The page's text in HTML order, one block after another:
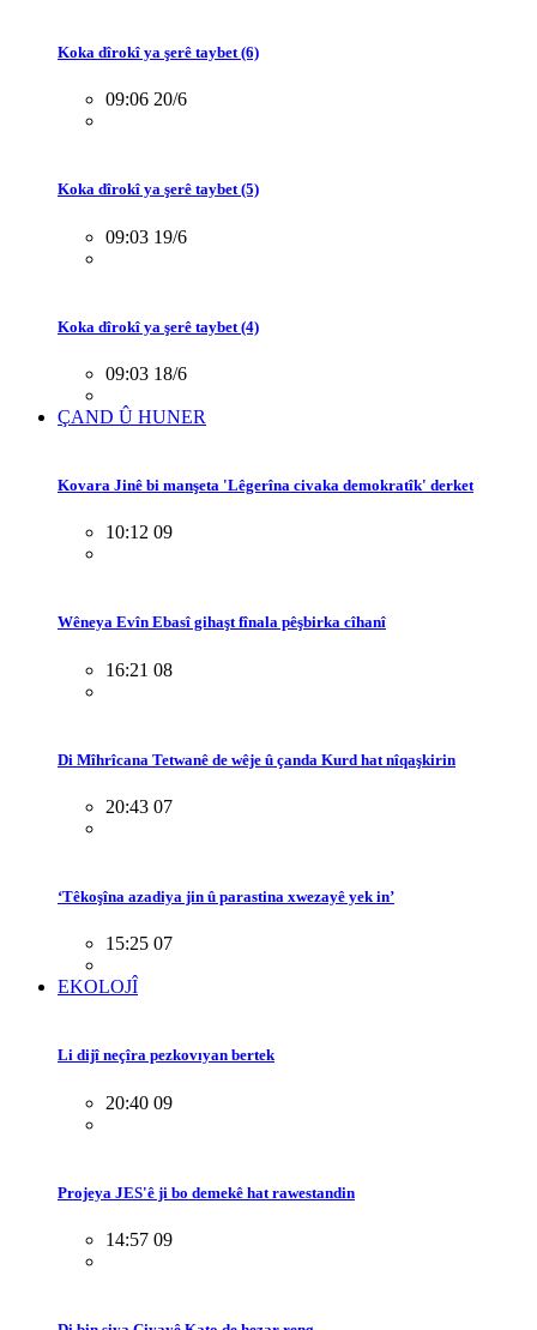
Koka dîrokî ya şerê taybet (6)
09:06 20/6
Koka dîrokî ya şerê taybet (5)
09:03 19/6
Koka dîrokî ya şerê taybet (4)
09:03 18/6
ÇAND Û HUNER
Kovara Jinê bi manşeta 'Lêgerîna civaka demokratîk' derket
10:12 09
Wêneya Evîn Ebasî gihaşt fînala pêşbirka cîhanî
16:21 08
Di Mîhrîcana Tetwanê de wêje û çanda Kurd hat nîqaşkirin
20:43 07
‘Têkoşîna azadiya jin û parastina xwezayê yek in’
15:25 07
EKOLOJÎ
Li dijî neçîra pezkovıyan bertek
20:40 09
Projeya JES'ê ji bo demekê hat rawestandin
14:57 09